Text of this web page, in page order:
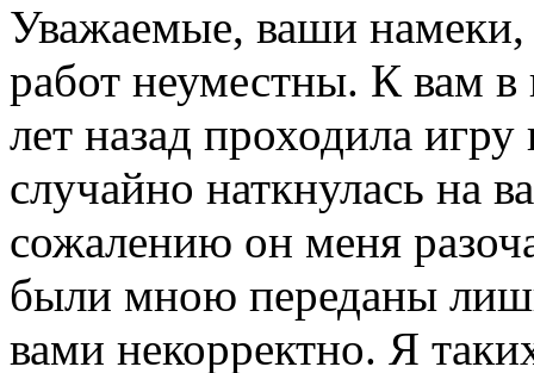
Уважаемые, ваши намеки,
работ неуместны. К вам в
лет назад проходила
случайно наткнулась на
сожалению он меня
были мною переданы
вами некорректно. Я